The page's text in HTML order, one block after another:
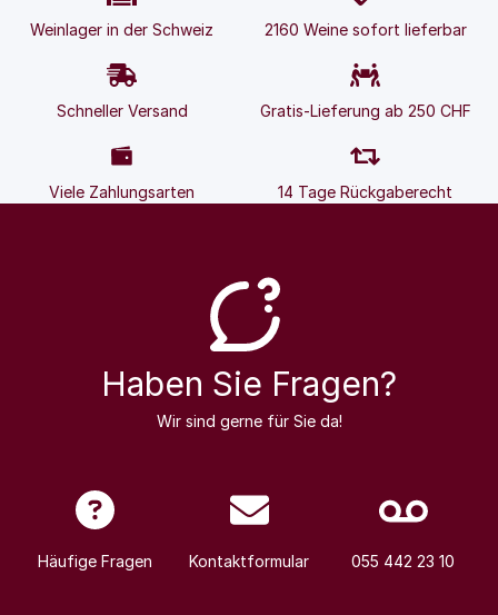
Weinlager in der Schweiz 2160 Weine sofort lieferbar
Schneller Versand Gratis-Lieferung ab 250 CHF
Viele Zahlungsarten 14 Tage Rückgaberecht
Haben Sie Fragen?
Wir sind gerne für Sie da!
Häufige Fragen Kontaktformular 055 442 23 10